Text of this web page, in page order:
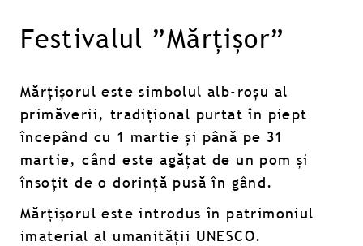
Festivalul ”Mărțișor”
Mărțișorul este simbolul alb-roșu al
primăverii, tradițional purtat în piept
începând cu 1 martie și până pe 31
martie, când este agățat de un pom și
însoțit de o dorință pusă în gând.
Mărțișorul este introdus în patrimoniul
imaterial al umanității UNESCO.